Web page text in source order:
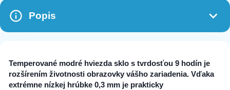
Popis
Temperované modré hviezda sklo s tvrdosťou 9 hodín je
rozšírením životnosti obrazovky vášho zariadenia. Vďaka
extrémne nízkej hrúbke 0,3 mm je prakticky